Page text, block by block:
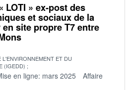
LOTI » ex-post des
et sociaux de la
site propre T7 entre
ET DU
(IGEDD)
en ligne: mars 2025
Affaire